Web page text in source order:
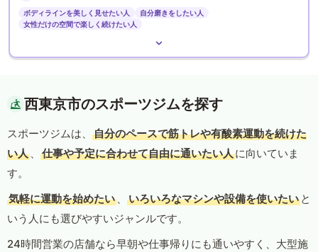
ボディラインを美しく見せたい人
自分磨きをしたい人
女性だけの空間で楽しく続けたい人
西東京市のスポーツジムを探す
スポーツジムは、
自分のペースで筋トレや有酸素運動を続けた
い人 、 仕事や予定に合わせて自由に通いたい人に向いていま
す。
気軽に運動を始めたい 、 いろいろなマシンや設備を使いたい と
いう人にも選びやすいジャンルです。
24時間営業の店舗なら早朝や仕事帰りにも通いやすく、大型施